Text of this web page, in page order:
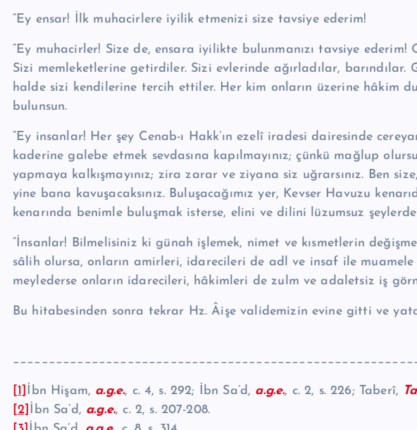
“Ey ensar! İlk muhacirlere iyilik etmenizi size tavsiye ederim!
“Ey muhacirler! Size de, ensara iyilikte bulunmanızı tavsiye
Sizi memleketlerine getir­diler. Sizi evlerinde ağır­la­dı­lar, barın­dılar.
halde sizi kendilerine tercih et­tiler. Her kim onların üzerine hâkim
bulun­sun.
“Ey insanlar! Her şey Cenab-ı Hakk’ın ezelî iradesi dairesinde
kaderine galebe etmek sevdasına kapılmayınız; çünkü mağlup
yapmaya kalkışmayınız; zira zarar ve ziyana siz uğrarsınız. Ben
yine bana ka­vuşacaksınız. Buluşacağımız yer, Kevser Havuzu
kenarında benimle buluşmak isterse, elini ve dilini lüzumsuz
“İnsanlar! Bilmelisiniz ki günah işlemek, nimet ve kısmetlerin
sâlih olursa, onların amirleri, idarecileri de adl ve insaf ile
meylederse onların idare­cileri, hâkimleri de zulm ve adaletsiz iş
Bu hitabesinden sonra tekrar Hz. Âişe validemizin evine gitti ve
[1] İbn Hişam, a.g.e., c. 4, s. 292; İbn Sa’d, a.g.e., c. 2, s. 226; Taberî,
[2] İbn Sa’d, a.g.e., c. 2, s. 207-208.